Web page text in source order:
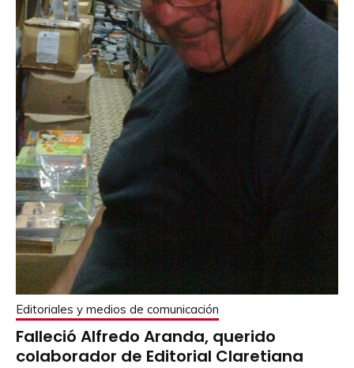
Editoriales y medios de comunicación
Falleció Alfredo Aranda, querido
colaborador de Editorial Claretiana